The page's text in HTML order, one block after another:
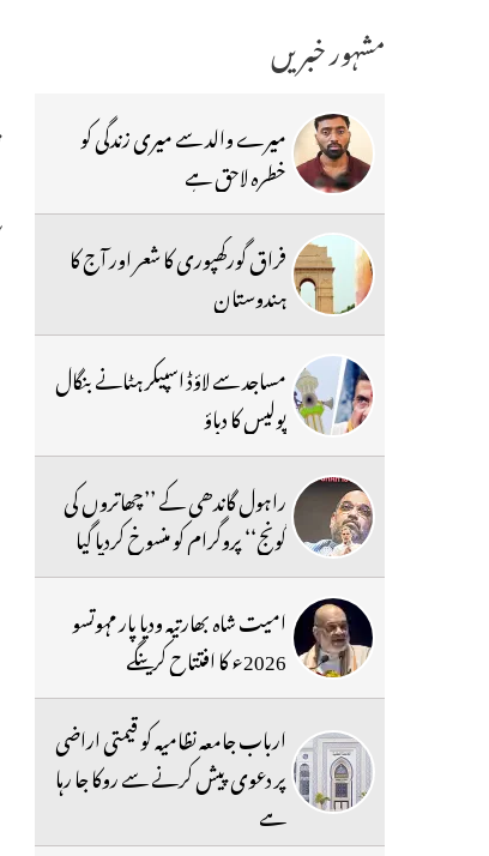
مشہور خبریں
میرے والد سے میری زندگی کو
خطرہ لاحق ہے
فراق گورکھپوری کا شعر اور آج کا
ہندوستان
مساجد سے لاؤڈ اسپیکر ہٹانے بنگال
پولیس کا دباؤ
راہول گاندھی کے ’’چھاتروں کی
گونج‘‘ پروگرام کو منسوخ کردیا گیا
امیت شاہ بھارتیہ ودیا پار مہوتسو
2026ء کا افتتاح کرینگے
ارباب جامعہ نظامیہ کو قیمتی اراضی
پر دعوی پیش کرنے سے روکا جا رہا
ہے